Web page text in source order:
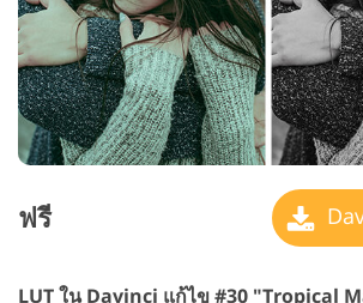
ฟรี
LUT ใน Davinci แก้ไข #30 "Tropical